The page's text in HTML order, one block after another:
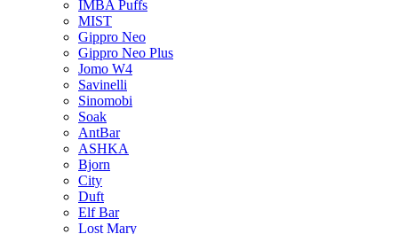
IMBA Puffs
MIST
Gippro Neo
Gippro Neo Plus
Jomo W4
Savinelli
Sinomobi
Soak
AntBar
ASHKA
Bjorn
City
Duft
Elf Bar
Lost Mary